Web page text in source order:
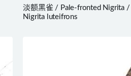
淡额黑雀 / Pale-fronted Nigrita /
Nigrita luteifrons